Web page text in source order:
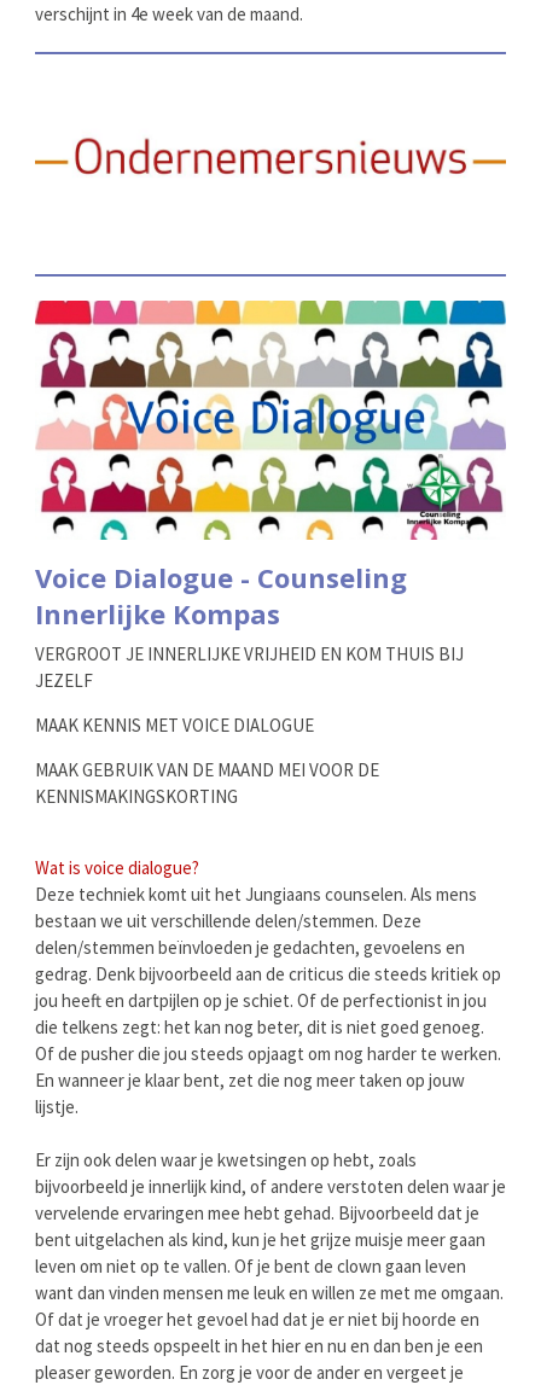
verschijnt in 4e week van de maand.
Voice Dialogue - Counseling
Innerlijke Kompas
VERGROOT JE INNERLIJKE VRIJHEID EN KOM THUIS BIJ
JEZELF
MAAK KENNIS MET VOICE DIALOGUE
MAAK GEBRUIK VAN DE MAAND MEI VOOR DE
KENNISMAKINGSKORTING
Wat is voice dialogue?
Deze techniek komt uit het Jungiaans counselen. Als mens
bestaan we uit verschillende delen/stemmen. Deze
delen/stemmen beïnvloeden je gedachten, gevoelens en
gedrag. Denk bijvoorbeeld aan de criticus die steeds kritiek op
jou heeft en dartpijlen op je schiet. Of de perfectionist in jou
die telkens zegt: het kan nog beter, dit is niet goed genoeg.
Of de pusher die jou steeds opjaagt om nog harder te werken.
En wanneer je klaar bent, zet die nog meer taken op jouw
lijstje.
Er zijn ook delen waar je kwetsingen op hebt, zoals
bijvoorbeeld je innerlijk kind, of andere verstoten delen waar je
vervelende ervaringen mee hebt gehad. Bijvoorbeeld dat je
bent uitgelachen als kind, kun je het grijze muisje meer gaan
leven om niet op te vallen. Of je bent de clown gaan leven
want dan vinden mensen me leuk en willen ze met me omgaan.
Of dat je vroeger het gevoel had dat je er niet bij hoorde en
dat nog steeds opspeelt in het hier en nu en dan ben je een
pleaser geworden. En zorg je voor de ander en vergeet je